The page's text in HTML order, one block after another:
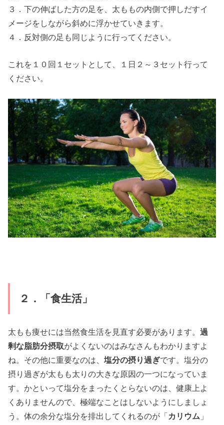
３．下の伸ばした方の足を、太ももの内側で押しだすイ
メージをしながら斜めに浮かせていきます。
４．反対側の足も同じように行ってください。
これを１０回１セットとして、１日２～３セット行って
ください。
２．「食生活」
太もも痩せには当然食生活を見直す必要があります。過
剰な脂肪分摂取がよくないのはみなさんもわかりますよ
ね。その他に重要なのは、塩分の摂り過ぎです。塩分の
摂り過ぎが太もも太りの大きな原因の一つになっていま
す。かといって塩分をまったくとらないのは、健康上よ
くありませんので、極端なことはしないようにしましょ
う。体の余分な塩分を排出してくれるのが「 カリウム 」